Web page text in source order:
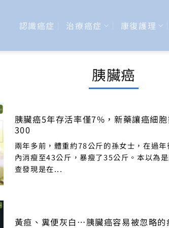
認識癌症 治療癌症 康復護理
胰臟癌
胰臟癌5年存活率僅7%，新藥讓癌細
300
兩年多前，體重約78公斤的孫女士，在過年
內消瘦至43公斤，暴瘦了35公斤。本以為
查發現是在...
黃疸、糞便灰白…胰臟癌容易被忽略的